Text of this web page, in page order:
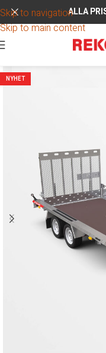
Skip to navigation
Skip to main content
ALLA
NYHET